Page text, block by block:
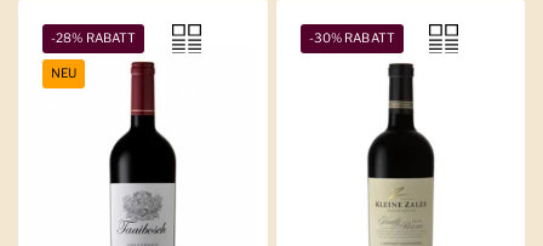
-28% RABATT
NEU
-30% RABATT